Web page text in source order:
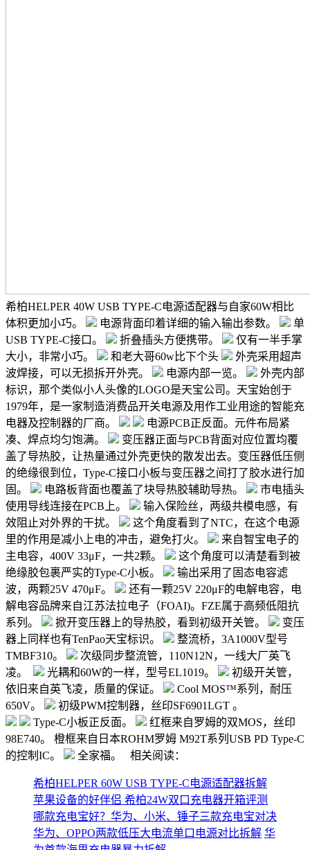
希柏HELPER 40W USB TYPE-C电源适配器与自家60W相比
体积更加小巧。
电源背面印着详细的输入输出参数。
单
USB TYPE-C接口。
折叠插头方便携带。
仅有一半手掌
大小，非常小巧。
和老大哥60w比下个头
外壳采用超声
波焊接，可以无损拆开外壳。
电源内部一览。
外壳内部
标识，那个类似小人头像的LOGO是天宝公司。天宝始创于
1979年，是一家制造消费品开关电源及用作工业用途的智能充
电器及控制器的厂商。
电源PCB正反面。元件布局紧
凑、焊点均匀饱满。
变压器正面与PCB背面对应位置均覆
盖了导热胶，让热量通过外壳更快的散发出去。变压器低压侧
的绝缘很到位，Type-C接口小板与变压器之间打了胶水进行加
固。
电路板背面也覆盖了块导热胶辅助导热。
市电插头
使用导线连接在PCB上。
输入保险丝，两级共模电感，有
效阻止对外界的干扰。
这个角度看到了NTC，在这个电源
里的作用是减小上电的冲击，避免打火。
来自智宝电子的
主电容，400V 33μF，一共2颗。
这个角度可以清楚看到被
绝缘胶包裹严实的Type-C小板。
输出采用了固态电容滤
波，两颗25V 470μF。
还有一颗25V 220μF的电解电容，电
解电容品牌来自江苏法拉电子（FOAI)。FZE属于高频低阻抗
系列。
掀开变压器上的导热胶，看到初级开关管。
变压
器上同样也有TenPao天宝标识。
整流桥，3A1000V型号
TMBF310。
次级同步整流管，110N12N，一线大厂英飞
凌。
光耦和60W的一样，型号EL1019。
初级开关管，
依旧来自英飞凌，质量的保证。
Cool MOS™系列，耐压
650V。
初级PWM控制器，丝印SF6901LGT 。
Type-C小板正反面。
红框来自罗姆的双MOS，丝印
98E740。 橙框来自日本ROHM罗姆 M92T系列USB PD Type-C
的控制IC。
全家福。 相关阅读：
希柏HELPER 60W USB TYPE-C电源适配器拆解
苹果设备的好伴侣 希柏24W双口充电器开箱评测
哪款充电宝好？华为、小米、锤子三款充电宝对决
华为、OPPO两款低压大电流单口电源对比拆解 华